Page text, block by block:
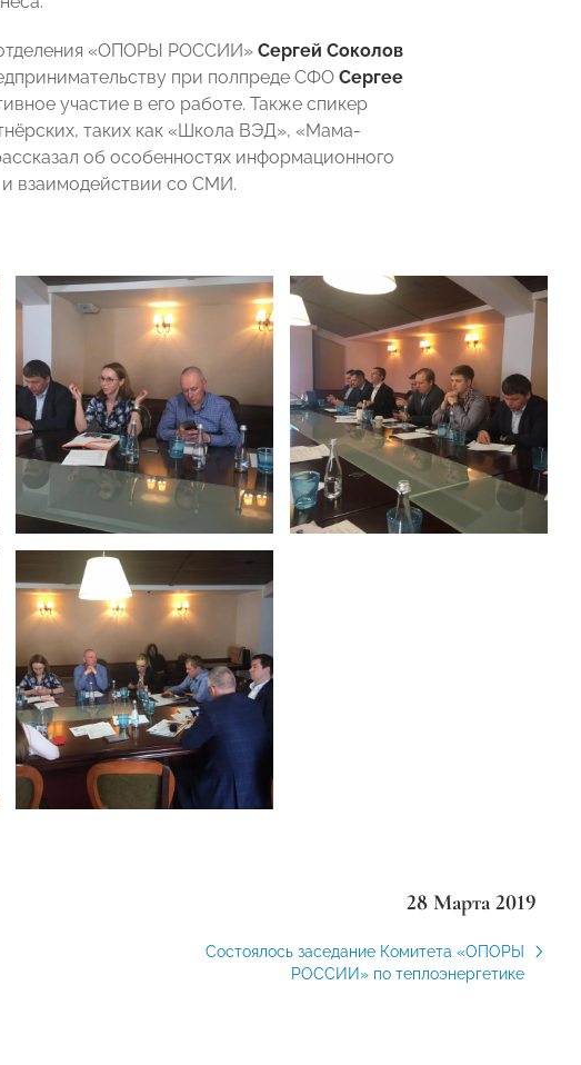
отделения «ОПОРЫ РОССИИ» Сергей Соколов
при полпреде СФО Сергее
участие в его работе. Также спикер
таких как «Школа ВЭД», «Мама-
об особенностях информационного
взаимодействии со СМИ.
28 Марта 2019
Состоялось заседание Комитета «ОПОРЫ
РОССИИ» по теплоэнергетике